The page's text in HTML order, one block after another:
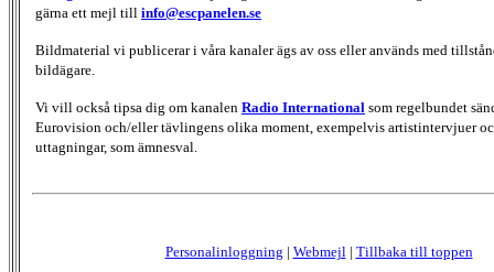
gärna ett mejl till info@escpanelen.se
Bildmaterial vi publicerar i våra kanaler ägs av oss eller används med
bildägare.
Vi vill också tipsa dig om kanalen Radio International som regelbundet
Eurovision och/eller tävlingens olika moment, exempelvis artistintervjuer
uttagningar, som ämnesval.
Personalinloggning | Webmejl | Tillbaka till toppen